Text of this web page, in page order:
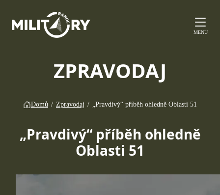
MENU
ZPRAVODAJ
Domů / Zpravodaj / „Pravdivý“ příběh ohledně Oblasti 51
„Pravdivý“ příběh ohledně
Oblasti 51